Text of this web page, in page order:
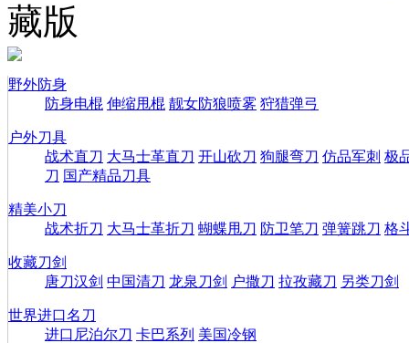
藏版
野外防身
防身电棍 伸缩甩棍 靓女防狼喷雾 狩猎弹弓
户外刀具
战术直刀 大马士革直刀 开山砍刀 狗腿弯刀 仿品军刺 极
刀 国产精品刀具
精美小刀
战术折刀 大马士革折刀 蝴蝶甩刀 防卫笔刀 弹簧跳刀 格
收藏刀剑
唐刀汉剑 中国清刀 龙泉刀剑 户撒刀 拉孜藏刀 另类刀剑
世界进口名刀
进口尼泊尔刀 卡巴系列 美国冷钢